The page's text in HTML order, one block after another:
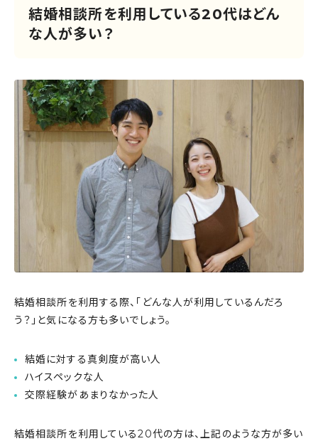
結婚相談所を利用している20代はどん
な人が多い？
結婚相談所を利用する際、「どんな人が利用しているんだろ
う？」と気になる方も多いでしょう。
結婚に対する真剣度が高い人
ハイスペックな人
交際経験があまりなかった人
結婚相談所を利用している20代の方は、上記のような方が多い